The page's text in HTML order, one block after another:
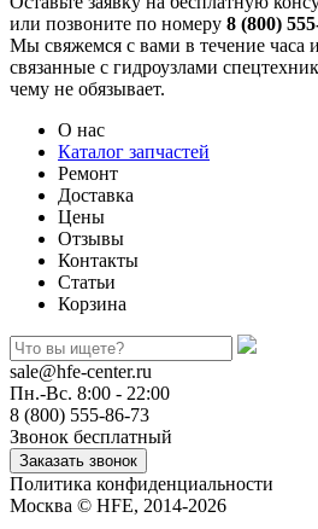
или позвоните по номеру 8 (800)
Мы свяжемся с вами в течение часа
связанные с гидроузлами
чему не обязывает.
О нас
Каталог запчастей
Ремонт
Доставка
Цены
Отзывы
Контакты
Статьи
Корзина
sale@hfe-center.ru
Пн.-Вс. 8:00 - 22:00
8 (800) 555-86-73
Звонок бесплатный
Политика конфиденциальности
Москва © HFE, 2014-2026